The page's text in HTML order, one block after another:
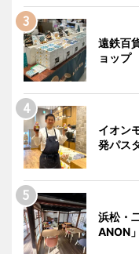
遠鉄百
ョップ
イオン
発パス
浜松・
ANON